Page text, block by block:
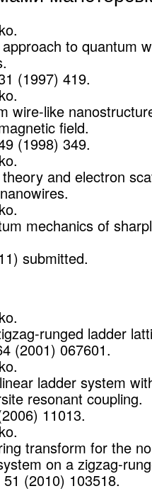
to quantum
(1997) 419.
wire-like
field.
(1998) 349.
and electron
mechanics of
submitted.
runged ladder
(2001) 067601.
ladder system
resonant coupling.
11013.
transform for the
on a zigzag-
(2010) 103518.